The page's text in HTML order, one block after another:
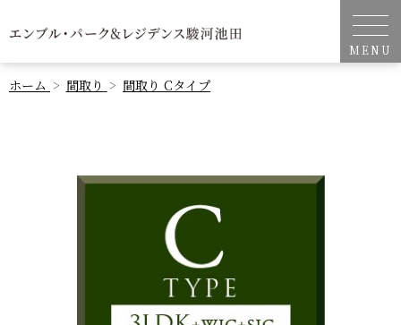
ホーム 間取り 間取り Cタイプ